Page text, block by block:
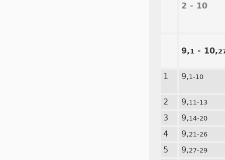
2 - 10
9,1- 10,
1 9,1-10
2 9,11-13
3 9,14-20
4 9,21-26
5 9,27-29